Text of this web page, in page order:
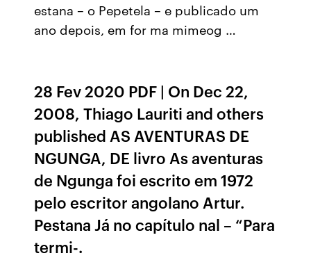
estana – o Pepetela – e publicado um
ano depois, em for ma mimeog …
28 Fev 2020 PDF | On Dec 22,
2008, Thiago Lauriti and others
published AS AVENTURAS DE
NGUNGA, DE livro As aventuras
de Ngunga foi escrito em 1972
pelo escritor angolano Artur.
Pestana Já no capítulo nal – “Para
termi-.